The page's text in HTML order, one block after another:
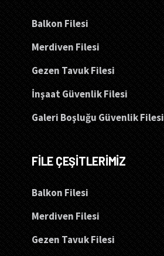
Balkon Filesi
Merdiven Filesi
Gezen Tavuk Filesi
İnşaat Güvenlik Filesi
Galeri Boşluğu Güvenlik Filesi
FİLE ÇEŞİTLERİMİZ
Balkon Filesi
Merdiven Filesi
Gezen Tavuk Filesi